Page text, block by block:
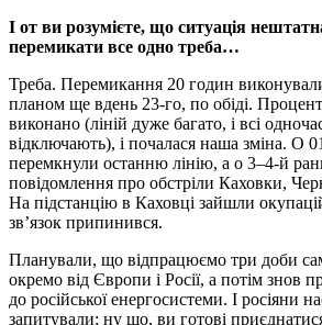
І от ви розумієте, що ситуація
перемикати все одно треба…
Треба. Перемикання 20 годин
планом ще вдень 23-го, по обіді.
виконано (ліній дуже багато, і всі
відключають), і почалася наша зміна. О
перемкнули останню лінію, а о 3–4-й
повідомлення про обстріли Каховки,
На підстанцію в Каховці зайшли
зв’язок припинився.
Планували, що відпрацюємо три доби
окремо від Європи і Росії, а потім знов
до російської енергосистеми. І росіяни
запитували: ну що, ви готові